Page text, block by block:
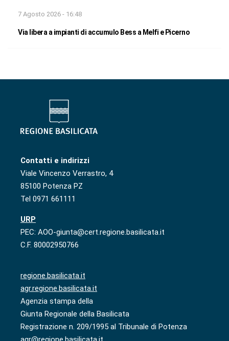
7 Agosto 2026 - 16:48
Via libera a impianti di accumulo Bess a Melfi e Picerno
Contatti e indirizzi
Viale Vincenzo Verrastro, 4
85100 Potenza PZ
Tel 0971 661111
URP
PEC: AOO-giunta@cert.regione.basilicata.it
C.F. 80002950766
regione.basilicata.it
agr.regione.basilicata.it
Agenzia stampa della
Giunta Regionale della Basilicata
Registrazione n. 209/1995 al Tribunale di Potenza